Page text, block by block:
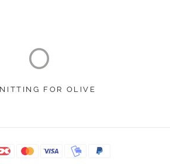
FOR OLIVE